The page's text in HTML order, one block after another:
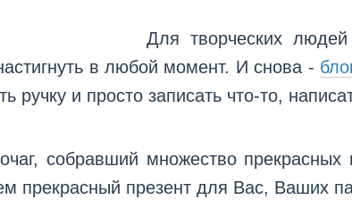
Для творческих
в любой момент. И снова -
ручку и просто записать что-то,
собравший множество
прекрасный презент для Вас, Ваших